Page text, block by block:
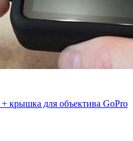
крышка для объектива GoPro